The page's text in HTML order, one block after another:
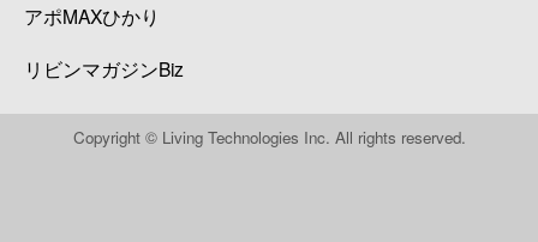
アポMAXひかり
リビンマガジンBiz
Copyright © Living Technologies Inc. All rights reserved.